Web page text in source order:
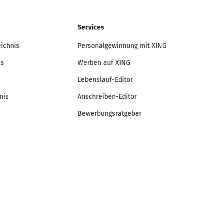
Services
Personalgewinnung mit XING
Werben auf XING
Lebenslauf-Editor
Anschreiben-Editor
Bewerbungsratgeber